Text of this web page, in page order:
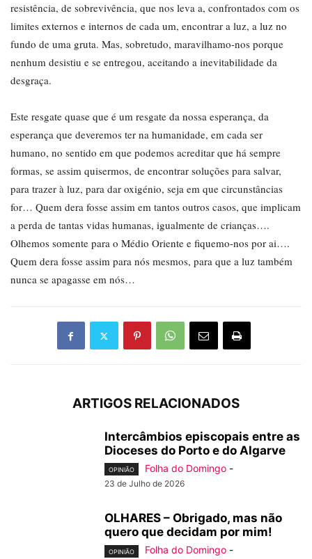
resistência, de sobrevivência, que nos leva a, confrontados com os
limites externos e internos de cada um, encontrar a luz, a luz no
fundo de uma gruta. Mas, sobretudo, maravilhamo-nos porque
nenhum desistiu e se entregou, aceitando a inevitabilidade da
desgraça.
Este resgate quase que é um resgate da nossa esperança, da
esperança que deveremos ter na humanidade, em cada ser
humano, no sentido em que podemos acreditar que há sempre
formas, se assim quisermos, de encontrar soluções para salvar,
para trazer à luz, para dar oxigénio, seja em que circunstâncias
for… Quem dera fosse assim em tantos outros casos, que implicam
a perda de tantas vidas humanas, igualmente de crianças….
Olhemos somente para o Médio Oriente e fiquemo-nos por ai….
Quem dera fosse assim para nós mesmos, para que a luz também
nunca se apagasse em nós…
ARTIGOS RELACIONADOS
Intercâmbios episcopais entre as
Dioceses do Porto e do Algarve
OPINIÃO Folha do Domingo -
23 de Julho de 2026
OLHARES – Obrigado, mas não
quero que decidam por mim!
OPINIÃO Folha do Domingo -